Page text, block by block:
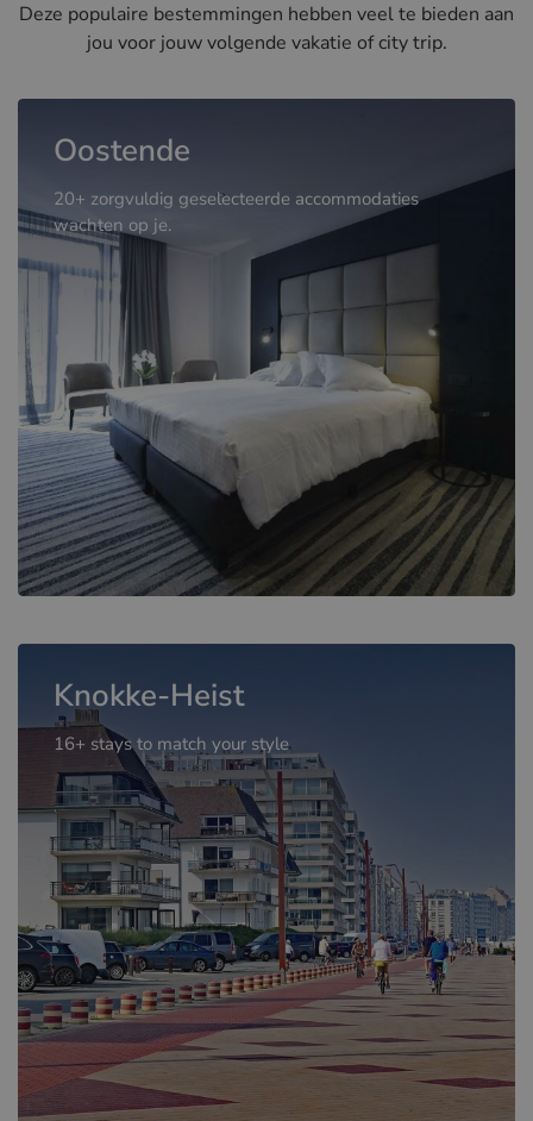
Deze populaire bestemmingen hebben veel te bieden aan
jou voor jouw volgende vakatie of city trip.
Oostende
20+ zorgvuldig geselecteerde accommodaties
wachten op je.
Knokke-Heist
16+ stays to match your style